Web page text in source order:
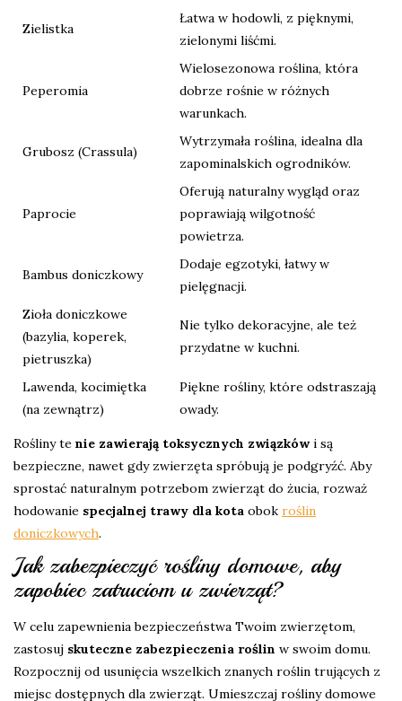
Zielistka
Łatwa w hodowli, z pięknymi,
zielonymi liśćmi.
Peperomia
Wielosezonowa roślina, która
dobrze rośnie w różnych
warunkach.
Grubosz (Crassula)
Wytrzymała roślina, idealna dla
zapominalskich ogrodników.
Paprocie
Oferują naturalny wygląd oraz
poprawiają wilgotność
powietrza.
Bambus doniczkowy
Dodaje egzotyki, łatwy w
pielęgnacji.
Zioła doniczkowe
(bazylia, koperek,
pietruszka)
Nie tylko dekoracyjne, ale też
przydatne w kuchni.
Lawenda, kocimiętka
(na zewnątrz)
Piękne rośliny, które odstraszają
owady.
Rośliny te nie zawierają toksycznych związkówi są
bezpieczne, nawet gdy zwierzęta spróbują je podgryźć. Aby
sprostać naturalnym potrzebom zwierząt do żucia, rozważ
hodowanie specjalnej trawy dla kota obok roślin
doniczkowych.
Jak zabezpieczyć rośliny domowe, aby
zapobiec zatruciom u zwierząt?
W celu zapewnienia bezpieczeństwa Twoim zwierzętom,
zastosuj skuteczne zabezpieczenia roślin w swoim domu.
Rozpocznij od usunięcia wszelkich znanych roślin trujących z
miejsc dostępnych dla zwierząt. Umieszczaj rośliny domowe